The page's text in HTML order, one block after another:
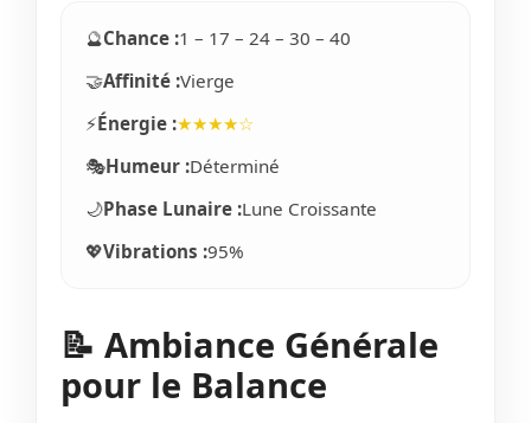
🔮Chance :1 – 17 – 24 – 30 – 40
🤝Affinité :Vierge
⚡Énergie :★★★★☆
🎭Humeur :Déterminé
🌙Phase Lunaire :Lune Croissante
💖Vibrations :95%
📝 Ambiance Générale
pour le Balance